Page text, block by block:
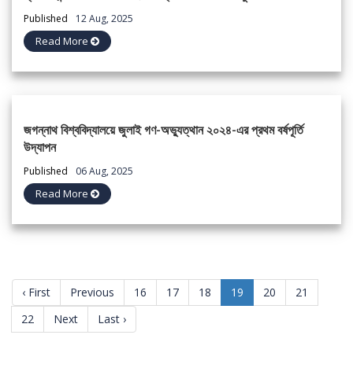
Published 12 Aug, 2025
Read More
জগন্নাথ বিশ্ববিদ্যালয়ে জুলাই গণ-অভ্যুত্থান ২০২৪-এর প্রথম বর্ষপূর্তি
উদ্‌যাপন
Published 06 Aug, 2025
Read More
‹ First Previous 16 17 18 19 (current)
20
21
22
Next Last ›